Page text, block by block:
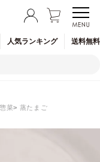
人気ランキング 送料無
菜
蒸たまご